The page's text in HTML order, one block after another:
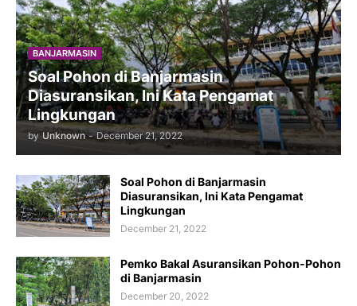
BANJARMASIN
Soal Pohon di Banjarmasin
Diasuransikan, Ini Kata Pengamat
Lingkungan
by Unknown - December 21, 2022
Soal Pohon di Banjarmasin
Diasuransikan, Ini Kata Pengamat
Lingkungan
December 21, 2022
Pemko Bakal Asuransikan Pohon-Pohon
di Banjarmasin
December 20, 2022